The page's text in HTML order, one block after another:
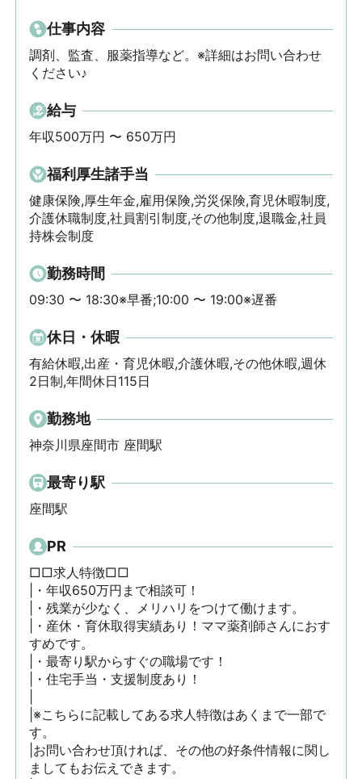
仕事内容
調剤、監査、服薬指導など。※詳細はお問い合わせ
ください♪
給与
年収500万円 〜 650万円
福利厚生諸手当
健康保険,厚生年金,雇用保険,労災保険,育児休暇制度,
介護休職制度,社員割引制度,その他制度,退職金,社員
持株会制度
勤務時間
09:30 〜 18:30※早番;10:00 〜 19:00※遅番
休日・休暇
有給休暇,出産・育児休暇,介護休暇,その他休暇,週休
2日制,年間休日115日
勤務地
神奈川県座間市 座間駅
最寄り駅
座間駅
PR
□□求人特徴□□
|・年収650万円まで相談可！
|・残業が少なく、メリハリをつけて働けます。
|・産休・育休取得実績あり！ママ薬剤師さんにおす
すめです。
|・最寄り駅からすぐの職場です！
|・住宅手当・支援制度あり！
|※こちらに記載してある求人特徴はあくまで一部で
す。
|お問い合わせ頂ければ、その他の好条件情報に関し
ましてもお伝えできます。